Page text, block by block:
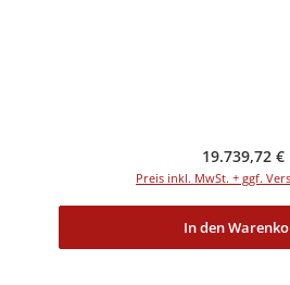
Regulärer
19.739,72 €
Preis inkl. MwSt. + ggf.
In den